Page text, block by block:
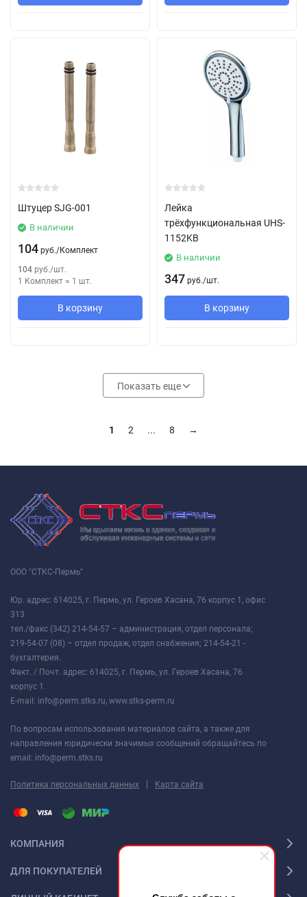
Штуцер SJG-001
В наличии
104 руб./Комплект
104 руб./шт.
1 Комплект = 1 шт.
В корзину
Лейка
трёхфункциональная UHS-
1152KB
В наличии
347 руб./шт.
В корзину
Показать еще
1 2 ... 8 →
ООО "СТКС-Пермь"
Юр. адрес: 614025, г. Пермь, ул. Героев Хасана, 76 корпус 1, офис
313
тел./факс (342) 214-54-57 – администрация, отдел персонала;
219-54-07 (08) – отдел продаж, отдел снабжения; 214-54-21 -
бухгалтерия.
Факт. / Почт. адрес: 614025, г. Пермь, ул. Героев Хасана, 76
корпус 1.
E-mail: info@perm.stks.ru, www.stks-perm.ru
По вопросам использования материалов сайта, а также для
направления юридически значимых сообщений обращайтесь по
email: info@perm.stks.ru
Политика персональных данных | Карта сайта
КОМПАНИЯ
ДЛЯ ПОКУПАТЕЛЕЙ